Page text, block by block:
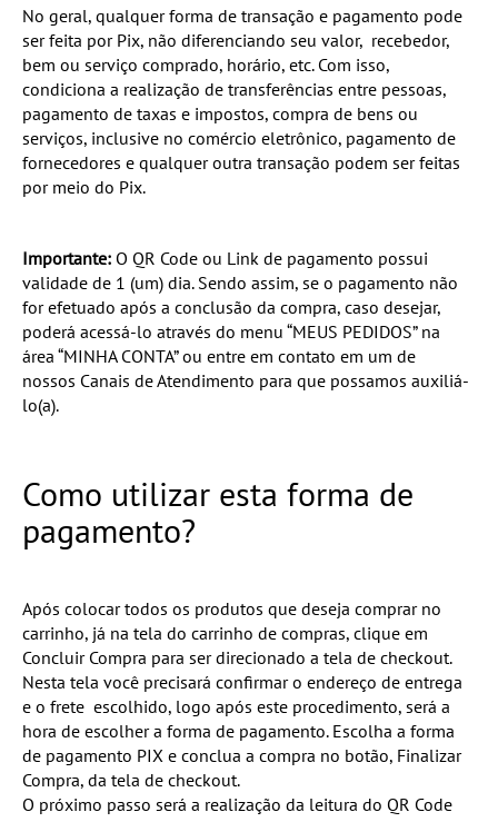
No geral, qualquer forma de transação e pagamento pode
ser feita por Pix, não diferenciando seu valor, recebedor,
bem ou serviço comprado, horário, etc. Com isso,
condiciona a realização de transferências entre pessoas,
pagamento de taxas e impostos, compra de bens ou
serviços, inclusive no comércio eletrônico, pagamento de
fornecedores e qualquer outra transação podem ser feitas
por meio do Pix.
Importante: O QR Code ou Link de pagamento possui
validade de 1 (um) dia. Sendo assim, se o pagamento não
for efetuado após a conclusão da compra, caso desejar,
poderá acessá-lo através do menu “MEUS PEDIDOS” na
área “MINHA CONTA” ou entre em contato em um de
nossos Canais de Atendimento para que possamos auxiliá-
lo(a).
Como utilizar esta forma de
pagamento?
Após colocar todos os produtos que deseja comprar no
carrinho, já na tela do carrinho de compras, clique em
Concluir Compra para ser direcionado a tela de checkout.
Nesta tela você precisará confirmar o endereço de entrega
e o frete escolhido, logo após este procedimento, será a
hora de escolher a forma de pagamento. Escolha a forma
de pagamento PIX e conclua a compra no botão, Finalizar
Compra, da tela de checkout.
O próximo passo será a realização da leitura do QR Code